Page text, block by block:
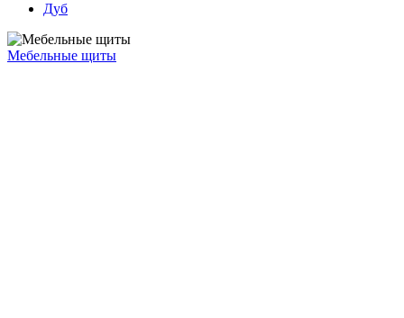
Дуб
Мебельные щиты